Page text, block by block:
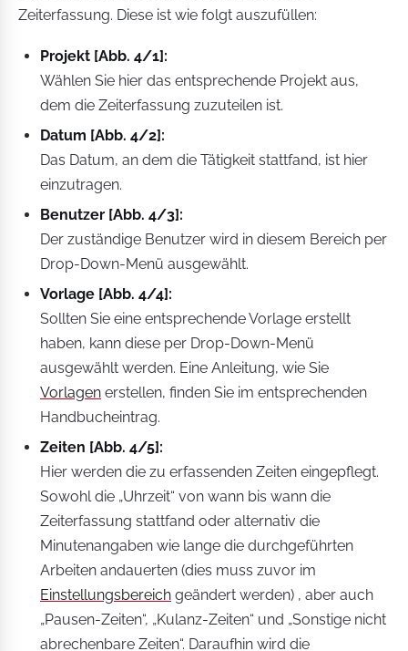
Zeiterfassung. Diese ist wie folgt auszufüllen:
Projekt [Abb. 4/1]:
Wählen Sie hier das entsprechende Projekt aus,
dem die Zeiterfassung zuzuteilen ist.
Datum [Abb. 4/2]:
Das Datum, an dem die Tätigkeit stattfand, ist hier
einzutragen.
Benutzer [Abb. 4/3]:
Der zuständige Benutzer wird in diesem Bereich per
Drop-Down-Menü ausgewählt.
Vorlage [Abb. 4/4]:
Sollten Sie eine entsprechende Vorlage erstellt
haben, kann diese per Drop-Down-Menü
ausgewählt werden. Eine Anleitung, wie Sie
Vorlagen erstellen, finden Sie im entsprechenden
Handbucheintrag.
Zeiten [Abb. 4/5]:
Hier werden die zu erfassenden Zeiten eingepflegt.
Sowohl die „Uhrzeit“ von wann bis wann die
Zeiterfassung stattfand oder alternativ die
Minutenangaben wie lange die durchgeführten
Arbeiten andauerten (dies muss zuvor im
Einstellungsbereich geändert werden) , aber auch
„Pausen-Zeiten“, „Kulanz-Zeiten“ und „Sonstige nicht
abrechenbare Zeiten“. Daraufhin wird die